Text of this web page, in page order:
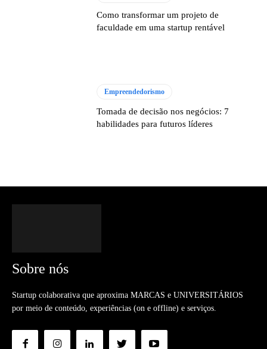
Como transformar um projeto de
faculdade em uma startup rentável
Empreendedorismo
Tomada de decisão nos negócios: 7
habilidades para futuros líderes
Sobre nós
Startup colaborativa que aproxima MARCAS e UNIVERSITÁRIOS
por meio de conteúdo, experiências (on e offline) e serviços.